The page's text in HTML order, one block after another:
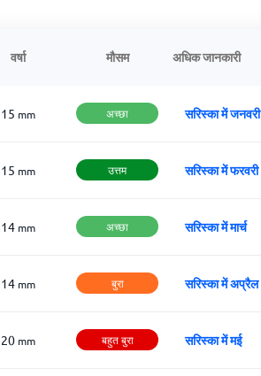
वर्षा मौसम अधिक जानकारी
15 mm अच्छा सरिस्का में जनवरी
15 mm उत्तम सरिस्का में फरवरी
14 mm अच्छा सरिस्का में मार्च
14 mm बुरा सरिस्का में अप्रैल
20 mm बहुत बुरा सरिस्का में मई